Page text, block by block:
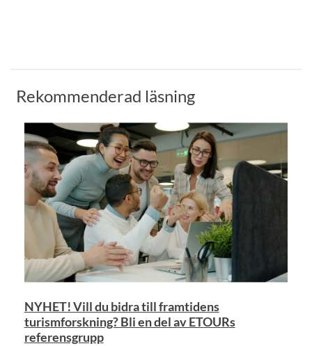
Rekommenderad läsning
NYHET! Vill du bidra till framtidens
turismforskning? Bli en del av ETOURs
referensgrupp